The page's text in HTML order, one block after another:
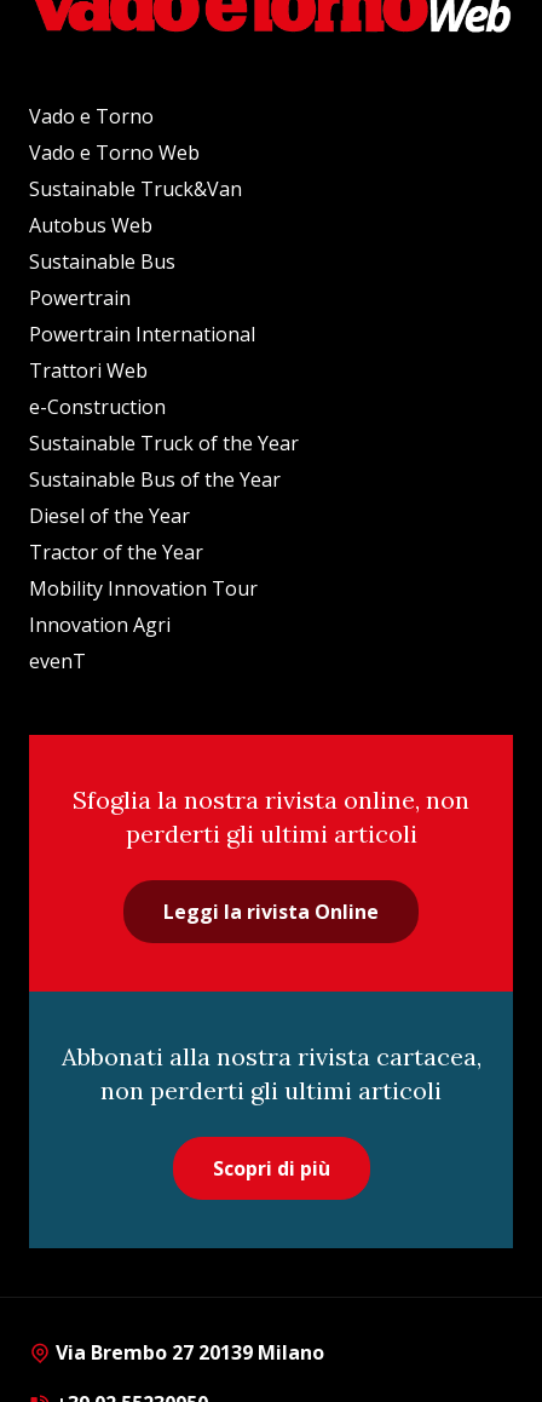
Vado e Torno
Vado e Torno Web
Sustainable Truck&Van
Autobus Web
Sustainable Bus
Powertrain
Powertrain International
Trattori Web
e-Construction
Sustainable Truck of the Year
Sustainable Bus of the Year
Diesel of the Year
Tractor of the Year
Mobility Innovation Tour
Innovation Agri
evenT
Sfoglia la nostra rivista online, non
perderti gli ultimi articoli
Leggi la rivista Online
Abbonati alla nostra rivista cartacea,
non perderti gli ultimi articoli
Scopri di più
Via Brembo 27 20139 Milano